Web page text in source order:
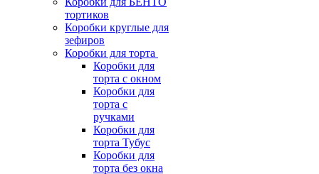
тортиков
Коробки круглые для
зефиров
Коробки для торта
Коробки для
торта с окном
Коробки для
торта с
ручками
Коробки для
торта Тубус
Коробки для
торта без окна